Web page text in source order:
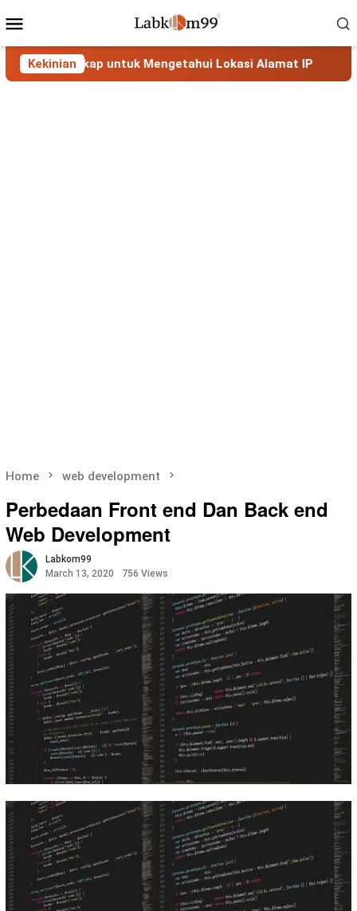
to
Menu
Kekinian
untuk Mengetahui Lokasi Alamat IP MaxMind
Home web development
Perbedaan Front end Dan Back end
Web Development
Labkom99
March 13, 2020
756 Views